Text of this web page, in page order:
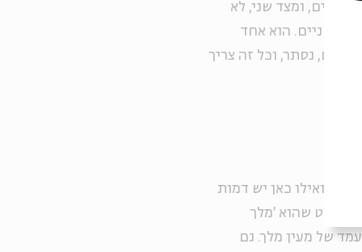
ומצד שני, לא
משניים. הוא אחד
פנים, נסתר, וכל זה צריך
ואילו כאן יש דמות
בסרט שהוא 'מלך
של מעין מלך. גם